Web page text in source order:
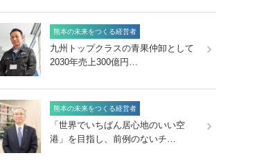
熊本の未来をつくる経営者
九州トップクラスの青果仲卸として
2030年売上300億円…
熊本の未来をつくる経営者
「世界でいちばん居心地のいい空
港」を目指し、前例のないチ…